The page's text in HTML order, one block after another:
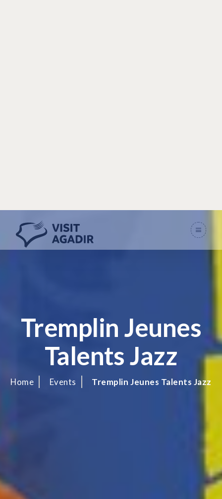
Tremplin Jeunes
Talents Jazz
Home Events Tremplin Jeunes Talents Jazz